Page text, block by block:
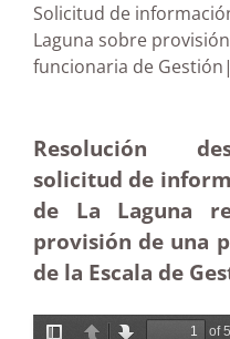
Solicitud de
Laguna sobre
funcionaria de
Resolución
solicitud de
de La Laguna
provisión de una
de la Escala de